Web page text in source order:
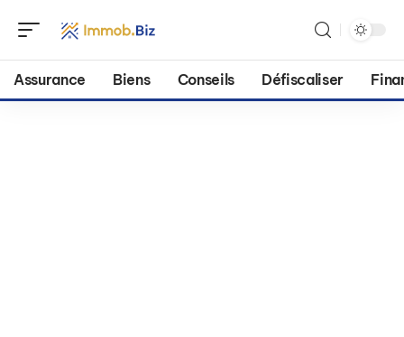
Assurance Biens Conseils Défiscaliser